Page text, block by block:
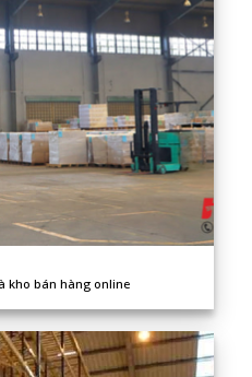
kho bán hàng online